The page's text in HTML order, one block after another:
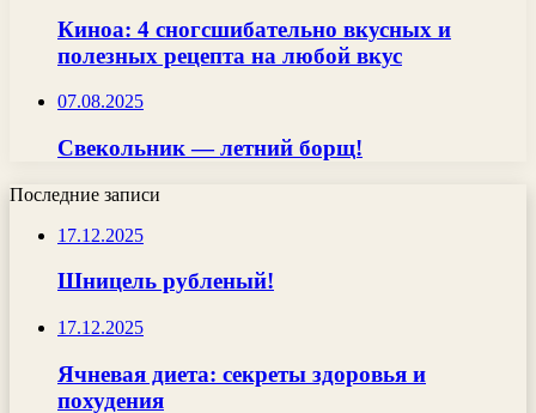
Киноа: 4 сногсшибательно вкусных и
полезных рецепта на любой вкус
07.08.2025
Свекольник — летний борщ!
Последние записи
17.12.2025
Шницель рубленый!
17.12.2025
Ячневая диета: секреты здоровья и
похудения